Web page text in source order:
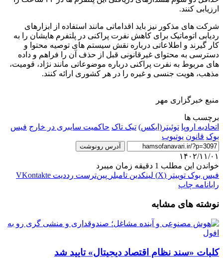
ارزیابی کنند.
شرکت های مذکور نیز باید اقداماتی مانند استفاده از ابزارهای
ردیابی اتوماتیک برای کاهش نفرت پراکنی در پلتفرم هایشان را به
کار گیرند و اطلاعاتی درباره نقش سیستم های توصیه محتوا و
دسترسی به محتوای غیرقانونی قبل از حذف آن را فراهم و داده
های مربوط به نفرت پراکنی درباره موضوعاتی مانند نژاد، قومیت،
مذهب، هویت جنسی و غیره را در هر کشوری ارائه کنند.
منبع خبرگزاری مهر
برچسب ها
اتحادیه اروپا توئیتر(ایکس) تیک تاک حاکمیت سایبری در خارج فیس
بوک قانون یوتیوب
آدرس رونوشت
۱۴۰۲/۱۱/۰۱
خواندن این مطلب 1 دقیقه زمان میبرد
فیس بوک توییتر (X) لینکدین ‫تامبلر ‫پین‌ترست ‫رددیت ‫VKontakte
رایانامه چاپ
نوشته های مشابه
کلیات «سند نظام اقتصاد دیجیتال» تایید شد